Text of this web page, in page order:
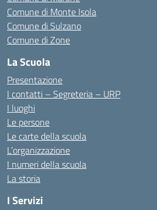
Comune di Monte Isola
Comune di Sulzano
Comune di Zone
La Scuola
Presentazione
I contatti – Segreteria – URP
I luoghi
Le persone
Le carte della scuola
L’organizzazione
I numeri della scuola
La storia
I Servizi